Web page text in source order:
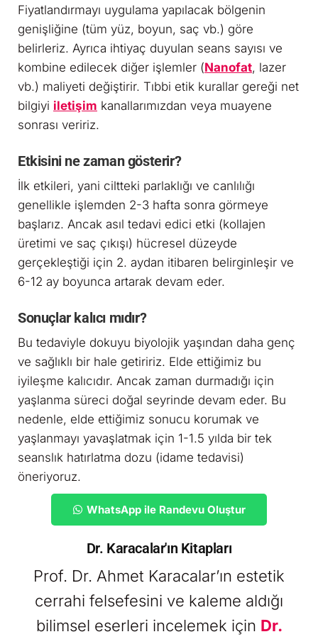
Fiyatlandırmayı uygulama yapılacak bölgenin
genişliğine (tüm yüz, boyun, saç vb.) göre
belirleriz. Ayrıca ihtiyaç duyulan seans sayısı ve
kombine edilecek diğer işlemler (Nanofat, lazer
vb.) maliyeti değiştirir. Tıbbi etik kurallar gereği net
bilgiyi iletişim kanallarımızdan veya muayene
sonrası veririz.
Etkisini ne zaman gösterir?
İlk etkileri, yani ciltteki parlaklığı ve canlılığı
genellikle işlemden 2-3 hafta sonra görmeye
başlarız. Ancak asıl tedavi edici etki (kollajen
üretimi ve saç çıkışı) hücresel düzeyde
gerçekleştiği için 2. aydan itibaren belirginleşir ve
6-12 ay boyunca artarak devam eder.
Sonuçlar kalıcı mıdır?
Bu tedaviyle dokuyu biyolojik yaşından daha genç
ve sağlıklı bir hale getiririz. Elde ettiğimiz bu
iyileşme kalıcıdır. Ancak zaman durmadığı için
yaşlanma süreci doğal seyrinde devam eder. Bu
nedenle, elde ettiğimiz sonucu korumak ve
yaşlanmayı yavaşlatmak için 1-1.5 yılda bir tek
seanslık hatırlatma dozu (idame tedavisi)
öneriyoruz.
WhatsApp ile Randevu Oluştur
Dr. Karacalar'ın Kitapları
Prof. Dr. Ahmet Karacalar’ın estetik
cerrahi felsefesini ve kaleme aldığı
bilimsel eserleri incelemek için Dr.